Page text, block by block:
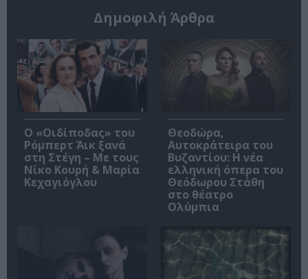
Δημοφιλή Άρθρα
O «Οιδίποδας» του
Ρόμπερτ Άικ ξανά
στη Στέγη – Με τους
Νίκο Κουρή & Μαρία
Κεχαγιόγλου
Θεοδώρα,
Αυτοκράτειρα του
Βυζαντίου: Η νέα
ελληνική όπερα του
Θεόδωρου Στάθη
στο θέατρο
Ολύμπια